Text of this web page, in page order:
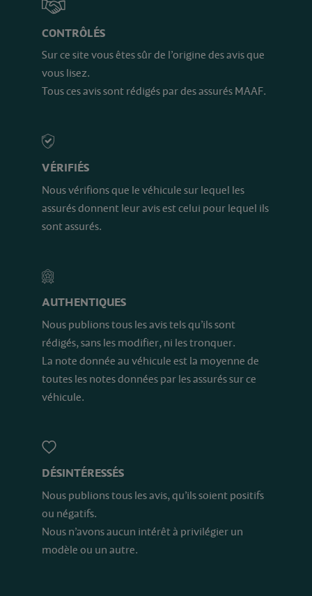
CONTRÔLÉS
Sur ce site vous êtes sûr de l’origine des avis que
vous lisez.
Tous ces avis sont rédigés par des assurés MAAF.
VÉRIFIÉS
Nous vérifions que le véhicule sur lequel les
assurés donnent leur avis est celui pour lequel ils
sont assurés.
AUTHENTIQUES
Nous publions tous les avis tels qu’ils sont
rédigés, sans les modifier, ni les tronquer.
La note donnée au véhicule est la moyenne de
toutes les notes données par les assurés sur ce
véhicule.
DÉSINTÉRESSÉS
Nous publions tous les avis, qu’ils soient positifs
ou négatifs.
Nous n’avons aucun intérêt à privilégier un
modèle ou un autre.